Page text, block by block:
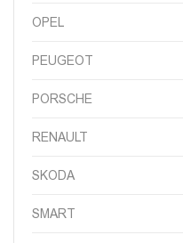
OPEL
PEUGEOT
PORSCHE
RENAULT
SKODA
SMART